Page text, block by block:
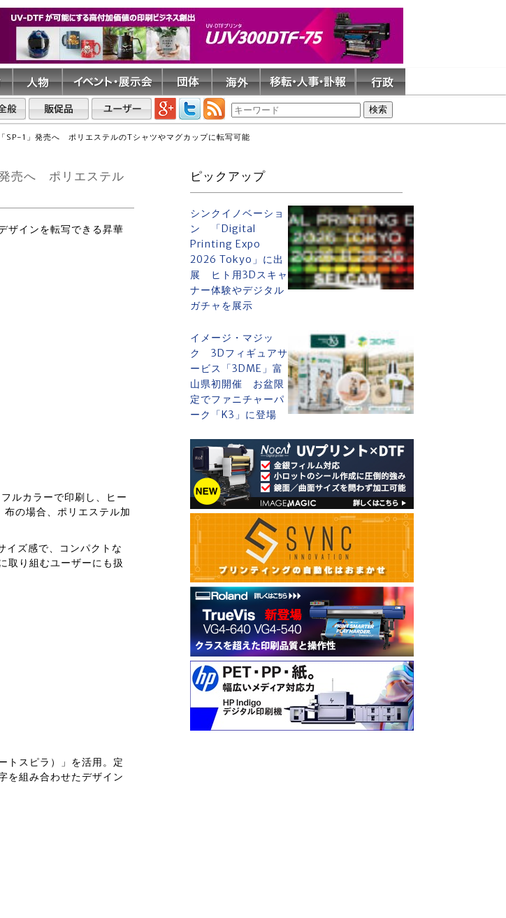
SP-1」発売へ ポリエステルのTシャツやマグカップに転写可能
売へ ポリエステル
ザインを転写できる昇華
ルカラーで印刷し、ヒー
の場合、ポリエステル加
ズ感で、コンパクトな
取り組むユーザーにも扱
トスピラ）」を活用。定
を組み合わせたデザイン
ピックアップ
シンクイノベーショ
ン 「Digital
Printing Expo
2026 Tokyo」に出
展 ヒト用3Dスキャ
ナー体験やデジタル
ガチャを展示
イメージ・マジッ
ク 3Dフィギュアサ
ービス「3DME」富
山県初開催 お盆限
定でファニチャーパ
ーク「K3」に登場